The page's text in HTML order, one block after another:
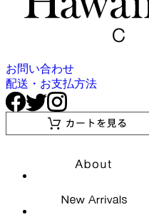
お問い合わせ
配送・お支払方法